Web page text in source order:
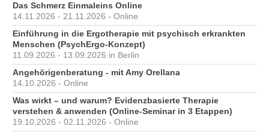
Das Schmerz Einmaleins Online
14.11.2026 - 21.11.2026 - Online
Einführung in die Ergotherapie mit psychisch erkrankten
Menschen (PsychErgo-Konzept)
11.09.2026 - 13.09.2026 in Berlin
Angehörigenberatung - mit Amy Orellana
14.10.2026 - Online
Was wirkt – und warum? Evidenzbasierte Therapie
verstehen & anwenden (Online-Seminar in 3 Etappen)
19.10.2026 - 02.11.2026 - Online